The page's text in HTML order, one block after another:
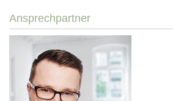
Ansprechpartner